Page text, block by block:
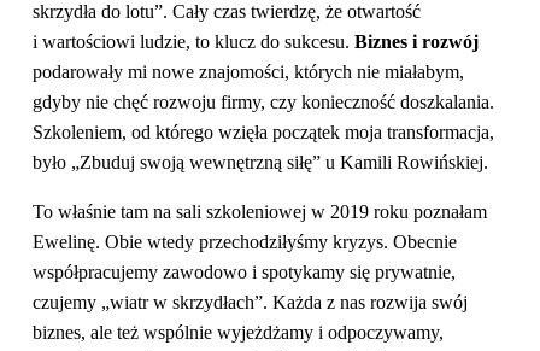
skrzydła do lotu”. Cały czas twierdzę, że otwartość
i wartościowi ludzie, to klucz do sukcesu. Biznes i rozwój
podarowały mi nowe znajomości, których nie miałabym,
gdyby nie chęć rozwoju firmy, czy konieczność doszkalania.
Szkoleniem, od którego wzięła początek moja transformacja,
było „Zbuduj swoją wewnętrzną siłę” u Kamili Rowińskiej.
To właśnie tam na sali szkoleniowej w 2019 roku poznałam
Ewelinę. Obie wtedy przechodziłyśmy kryzys. Obecnie
współpracujemy zawodowo i spotykamy się prywatnie,
czujemy „wiatr w skrzydłach”. Każda z nas rozwija swój
biznes, ale też wspólnie wyjeżdżamy i odpoczywamy,